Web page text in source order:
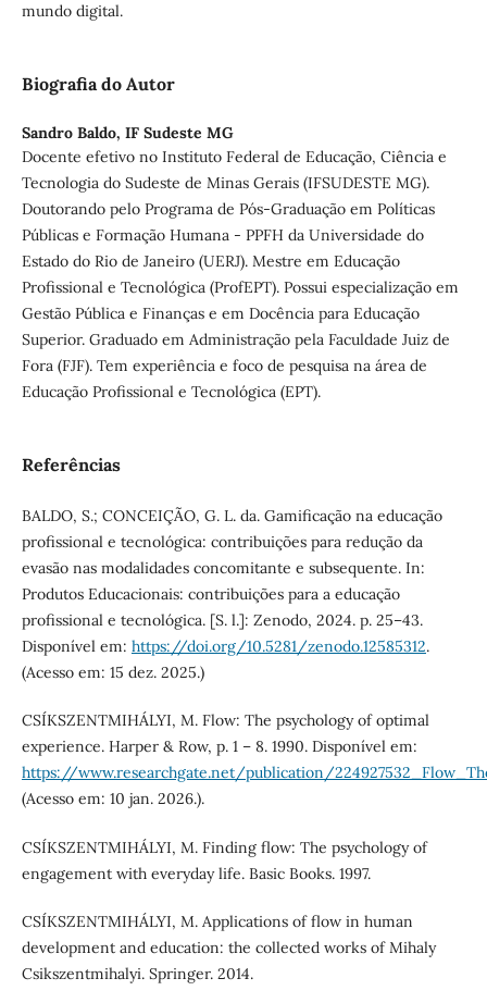
mundo digital.
Biografia do Autor
Sandro Baldo, IF Sudeste MG
Docente efetivo no Instituto Federal de Educação, Ciência e
Tecnologia do Sudeste de Minas Gerais (IFSUDESTE MG).
Doutorando pelo Programa de Pós-Graduação em Políticas
Públicas e Formação Humana - PPFH da Universidade do
Estado do Rio de Janeiro (UERJ). Mestre em Educação
Profissional e Tecnológica (ProfEPT). Possui especialização em
Gestão Pública e Finanças e em Docência para Educação
Superior. Graduado em Administração pela Faculdade Juiz de
Fora (FJF). Tem experiência e foco de pesquisa na área de
Educação Profissional e Tecnológica (EPT).
Referências
BALDO, S.; CONCEIÇÃO, G. L. da. Gamificação na educação
profissional e tecnológica: contribuições para redução da
evasão nas modalidades concomitante e subsequente. In:
Produtos Educacionais: contribuições para a educação
profissional e tecnológica. [S. l.]: Zenodo, 2024. p. 25–43.
Disponível em: https://doi.org/10.5281/zenodo.12585312.
(Acesso em: 15 dez. 2025.)
CSÍKSZENTMIHÁLYI, M. Flow: The psychology of optimal
experience. Harper & Row, p. 1 – 8. 1990. Disponível em:
https://www.researchgate.net/publication/
(Acesso em: 10 jan. 2026.).
CSÍKSZENTMIHÁLYI, M. Finding flow: The psychology of
engagement with everyday life. Basic Books. 1997.
CSÍKSZENTMIHÁLYI, M. Applications of flow in human
development and education: the collected works of Mihaly
Csikszentmihalyi. Springer. 2014.